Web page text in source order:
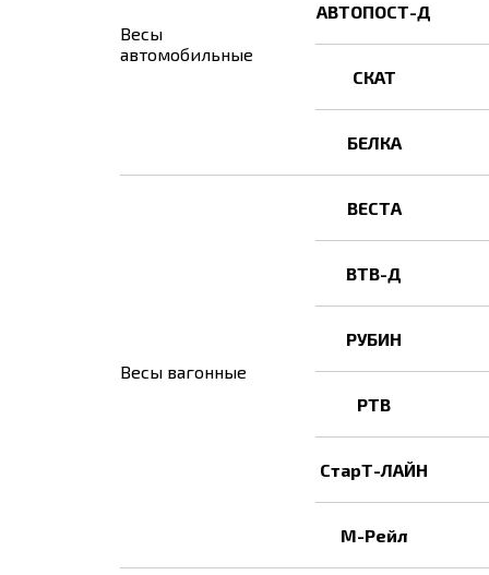
Весы
автомобильные
АВТОПОСТ-Д
СКАТ
БЕЛКА
Весы вагонные
ВЕСТА
ВТВ-Д
РУБИН
РТВ
СтарТ-ЛАЙН
М-Рейл